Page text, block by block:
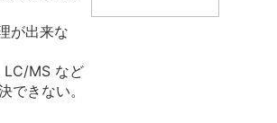
が出来な
MS など
できない。